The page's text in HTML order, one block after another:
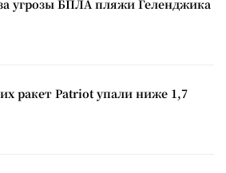
угрозы БПЛА пляжи Геленджика
ракет Patriot упали ниже 1,7